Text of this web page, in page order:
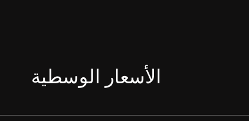
الأسعار الوسطية